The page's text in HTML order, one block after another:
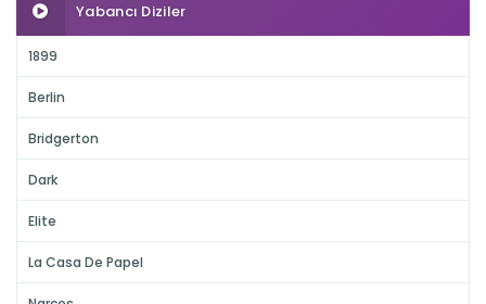
Yabancı Diziler
1899
Berlin
Bridgerton
Dark
Elite
La Casa De Papel